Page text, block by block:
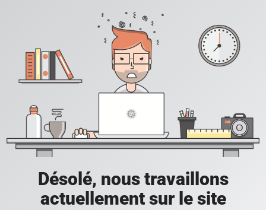
Désolé, nous travaillons
actuellement sur le site